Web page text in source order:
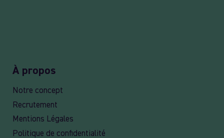
À propos
Notre concept
Recrutement
Mentions Légales
Politique de confidentialité